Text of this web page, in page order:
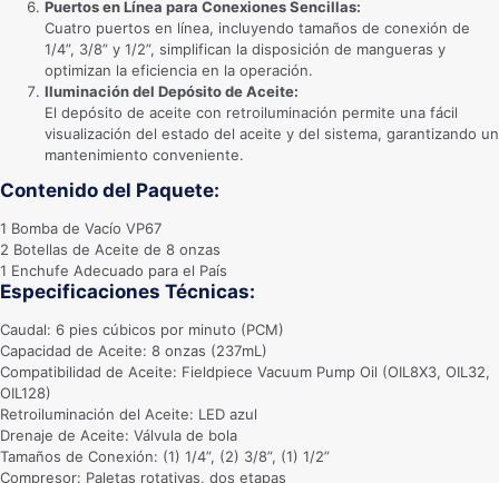
Puertos en Línea para Conexiones Sencillas:
Cuatro puertos en línea, incluyendo tamaños de conexión de
1/4”, 3/8” y 1/2”, simplifican la disposición de mangueras y
optimizan la eficiencia en la operación.
Iluminación del Depósito de Aceite:
El depósito de aceite con retroiluminación permite una fácil
visualización del estado del aceite y del sistema, garantizando un
mantenimiento conveniente.
Contenido del Paquete:
1 Bomba de Vacío VP67
2 Botellas de Aceite de 8 onzas
1 Enchufe Adecuado para el País
Especificaciones Técnicas:
Caudal: 6 pies cúbicos por minuto (PCM)
Capacidad de Aceite: 8 onzas (237mL)
Compatibilidad de Aceite: Fieldpiece Vacuum Pump Oil (OIL8X3, OIL32,
OIL128)
Retroiluminación del Aceite: LED azul
Drenaje de Aceite: Válvula de bola
Tamaños de Conexión: (1) 1/4”, (2) 3/8”, (1) 1/2”
Compresor: Paletas rotativas, dos etapas